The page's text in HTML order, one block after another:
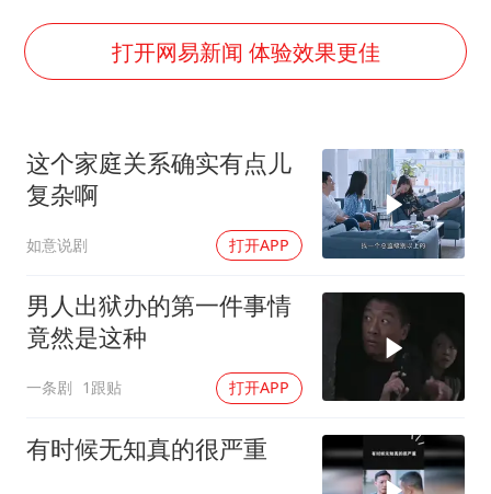
浙江台州《告全体市民书》
梁家辉：到内地拍戏不是北上是回归
茅台部分直营店飞天茅台提价
梁家辉百花奖演讲落泪
人民的健康、体质、幸福一脉相承
打开网易新闻 体验效果更佳
这个家庭关系确实有点儿
复杂啊
如意说剧 打开APP
男人出狱办的第一件事情
竟然是这种
一条剧 1跟贴 打开APP
有时候无知真的很严重